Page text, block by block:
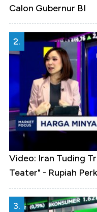
Calon Gubernur BI
2.
Video: Iran Tuding
Teater" - Rupiah
3.